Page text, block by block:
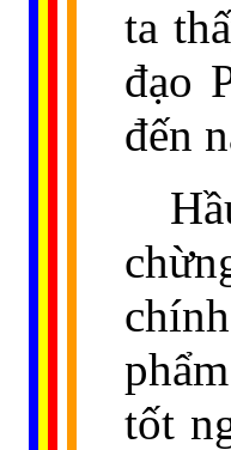
ta
đạo
đến
tốt